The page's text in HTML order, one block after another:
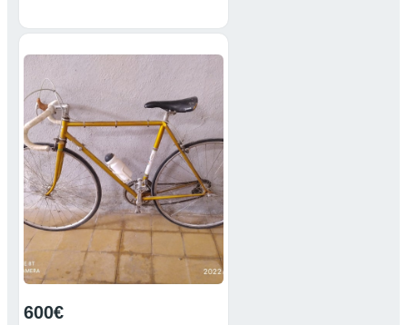
105 (50-36), cassette nuevo
Look Keo2Max, pinzas de
freno 105. Llantas nuevas
COSMIC ELITE UST, goma
nueva VICTTORIA ZAFFIRO.
Manetas SHIMANO de cambio
y freno 105. Potencia, manillar
y tija RITCHEY WCS. Doble
botellero ELITE. Sillín nuevo
SELLE ROYAL MACH En muy
buen estado. Muy cuidada.
Ninguna caída, y pocos
kilómetros. Siempre guardada
en bajo techo. Muchos
componentes nuevos a
estrenar.
600€